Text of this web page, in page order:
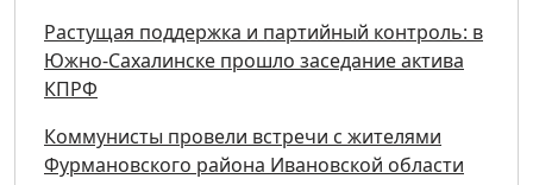
Растущая поддержка и партийный контроль: в
Южно-Сахалинске прошло заседание актива
КПРФ
Коммунисты провели встречи с жителями
Фурмановского района Ивановской области